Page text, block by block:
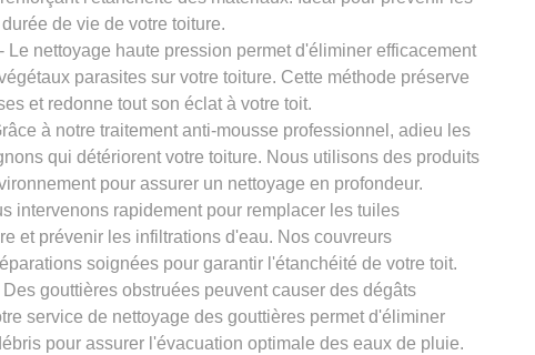
de vie de votre toiture.
- Le nettoyage haute pression permet d'éliminer efficacement
parasites sur votre toiture. Cette méthode préserve
et redonne tout son éclat à votre toit.
à notre traitement anti-mousse professionnel, adieu les
qui détériorent votre toiture. Nous utilisons des produits
pour assurer un nettoyage en profondeur.
intervenons rapidement pour remplacer les tuiles
et prévenir les infiltrations d'eau. Nos couvreurs
soignées pour garantir l'étanchéité de votre toit.
Des gouttières obstruées peuvent causer des dégâts
service de nettoyage des gouttières permet d'éliminer
pour assurer l'évacuation optimale des eaux de pluie.